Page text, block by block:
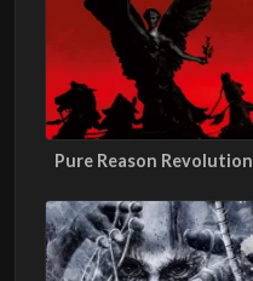
Pure Reason Revolution